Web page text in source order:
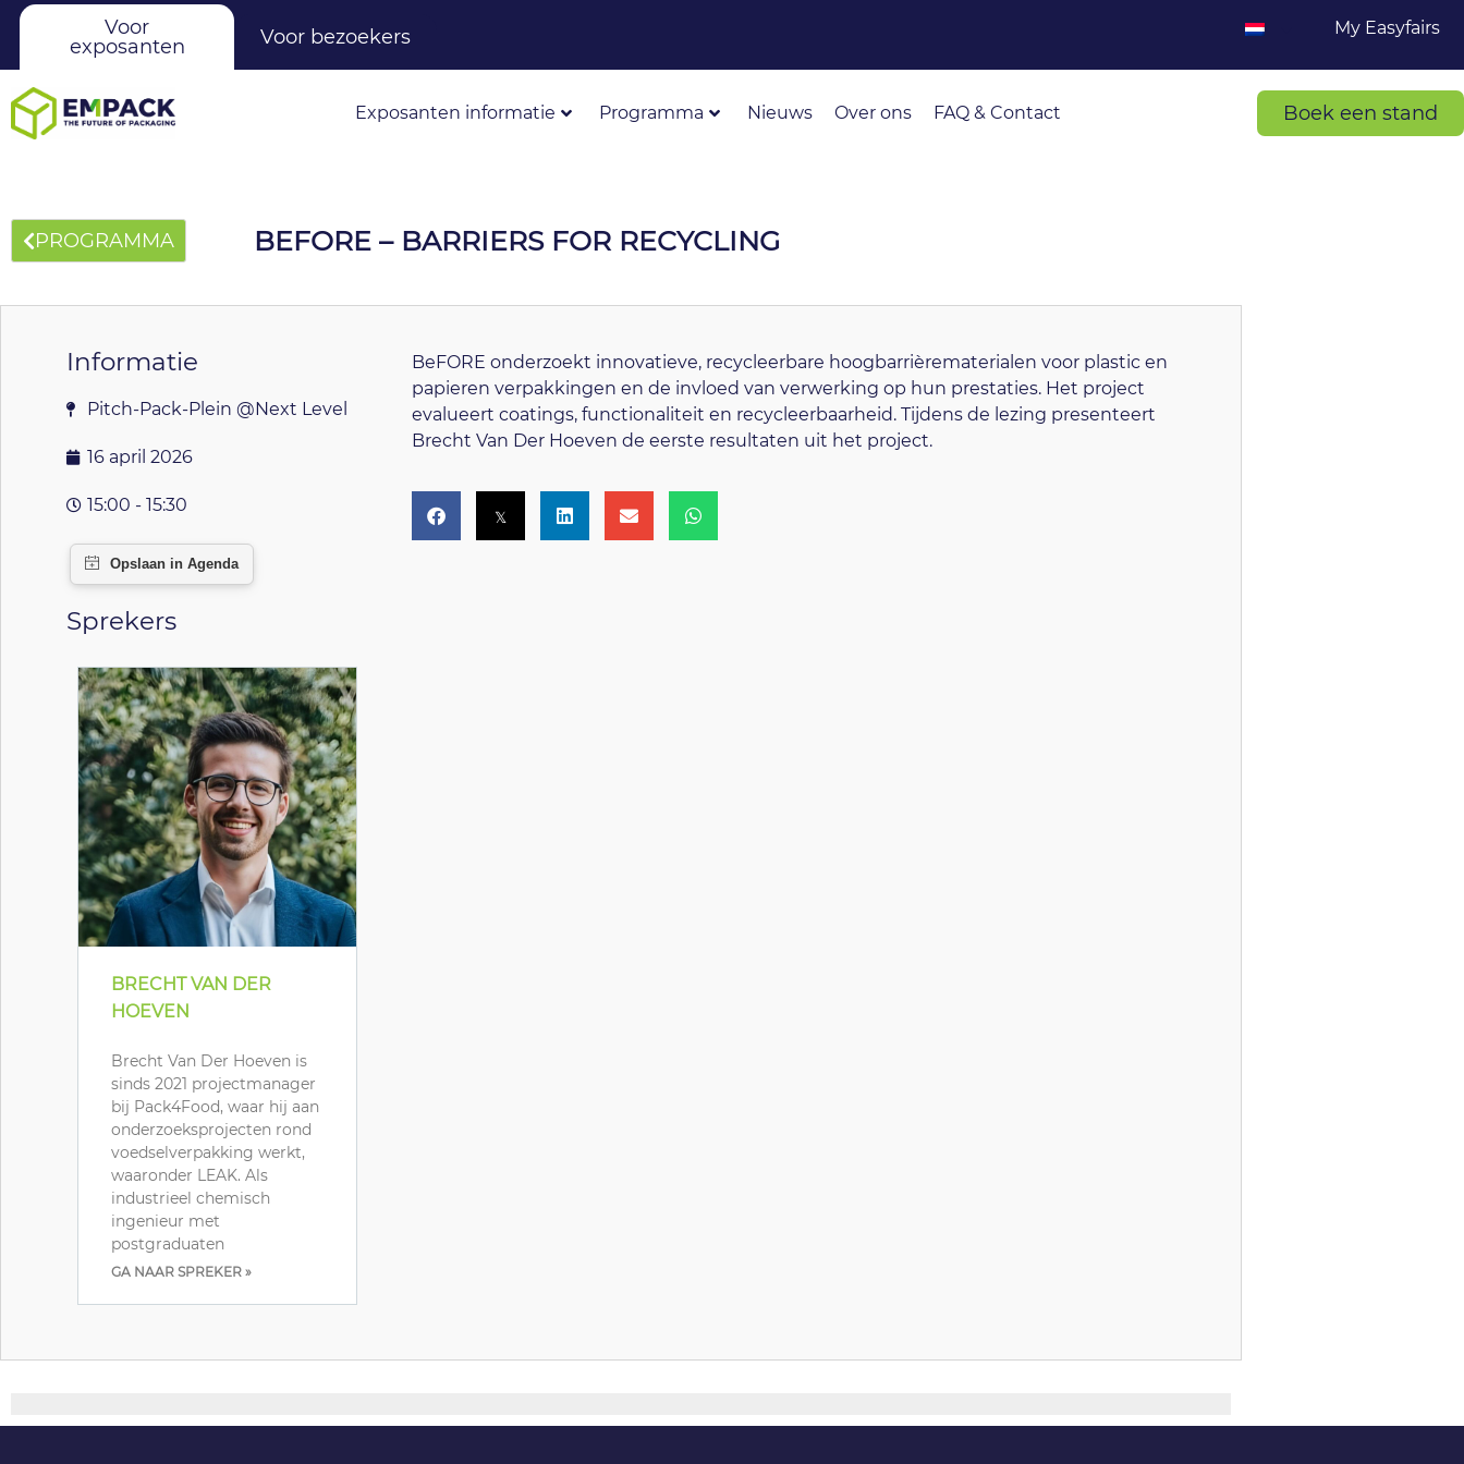
Voor
exposanten
Voor bezoekers My Easyfairs
Exposanten informatie Programma Nieuws Over ons FAQ & Contact Boek een stand
PROGRAMMA BEFORE – BARRIERS FOR RECYCLING
Informatie
Pitch-Pack-Plein @Next Level
16 april 2026
15:00 - 15:30
Sprekers
BRECHT VAN DER
HOEVEN
Brecht Van Der Hoeven is
sinds 2021 projectmanager
bij Pack4Food, waar hij aan
onderzoeksprojecten rond
voedselverpakking werkt,
waaronder LEAK. Als
industrieel chemisch
ingenieur met
postgraduaten
GA NAAR SPREKER »
BeFORE onderzoekt innovatieve, recycleerbare hoogbarrièrematerialen voor plastic en
papieren verpakkingen en de invloed van verwerking op hun prestaties. Het project
evalueert coatings, functionaliteit en recycleerbaarheid. Tijdens de lezing presenteert
Brecht Van Der Hoeven de eerste resultaten uit het project.